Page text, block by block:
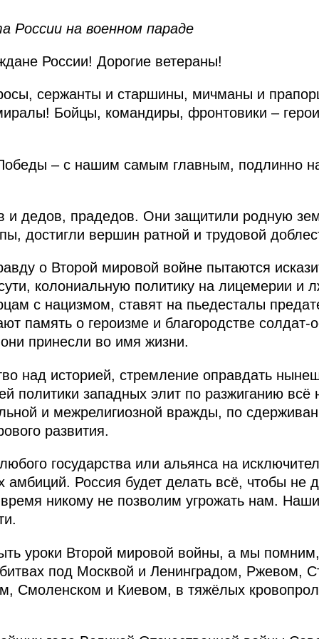
России на военном параде
России! Дорогие ветераны!
сержанты и старшины, мичманы и
Бойцы, командиры, фронтовики –
– с нашим самым главным, подлинно
и дедов, прадедов. Они защитили родную
достигли вершин ратной и трудовой
о Второй мировой войне пытаются
колониальную политику на лицемерии и
с нацизмом, ставят на пьедесталы
память о героизме и благородстве солдат-
принесли во имя жизни.
над историей, стремление оправдать
политики западных элит по разжиганию всё
и межрелигиозной вражды, по
развития.
государства или альянса на
амбиций. Россия будет делать всё, чтобы не
никому не позволим угрожать нам. Наши
уроки Второй мировой войны, а мы помним,
под Москвой и Ленинградом, Ржевом,
Смоленском и Киевом, в тяжёлых